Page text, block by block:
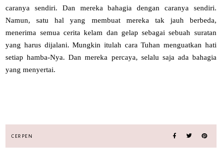
caranya sendiri. Dan mereka bahagia dengan caranya sendiri.
Namun, satu hal yang membuat mereka tak jauh berbeda,
menerima semua cerita kelam dan gelap sebagai sebuah suratan
yang harus dijalani. Mungkin itulah cara Tuhan menguatkan hati
setiap hamba-Nya. Dan mereka percaya, selalu saja ada bahagia
yang menyertai.
CERPEN